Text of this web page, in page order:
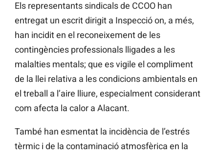
Els representants sindicals de CCOO han
entregat un escrit dirigit a Inspecció on, a més,
han incidit en el reconeixement de les
contingències professionals lligades a les
malalties mentals; que es vigile el compliment
de la llei relativa a les condicions ambientals en
el treball a l’aire lliure, especialment considerant
com afecta la calor a Alacant.
També han esmentat la incidència de l’estrés
tèrmic i de la contaminació atmosfèrica en la